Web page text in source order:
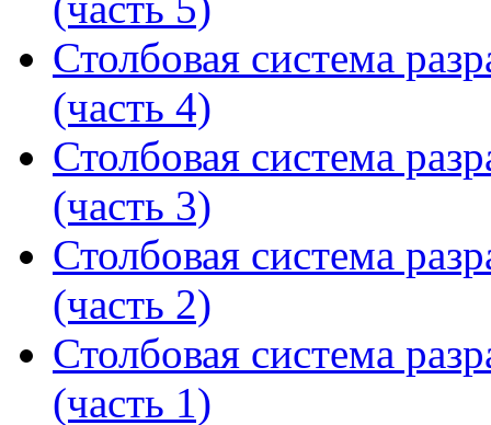
Столбовая система
(часть 4)
Столбовая система
(часть 3)
Столбовая система
(часть 2)
Столбовая система
(часть 1)